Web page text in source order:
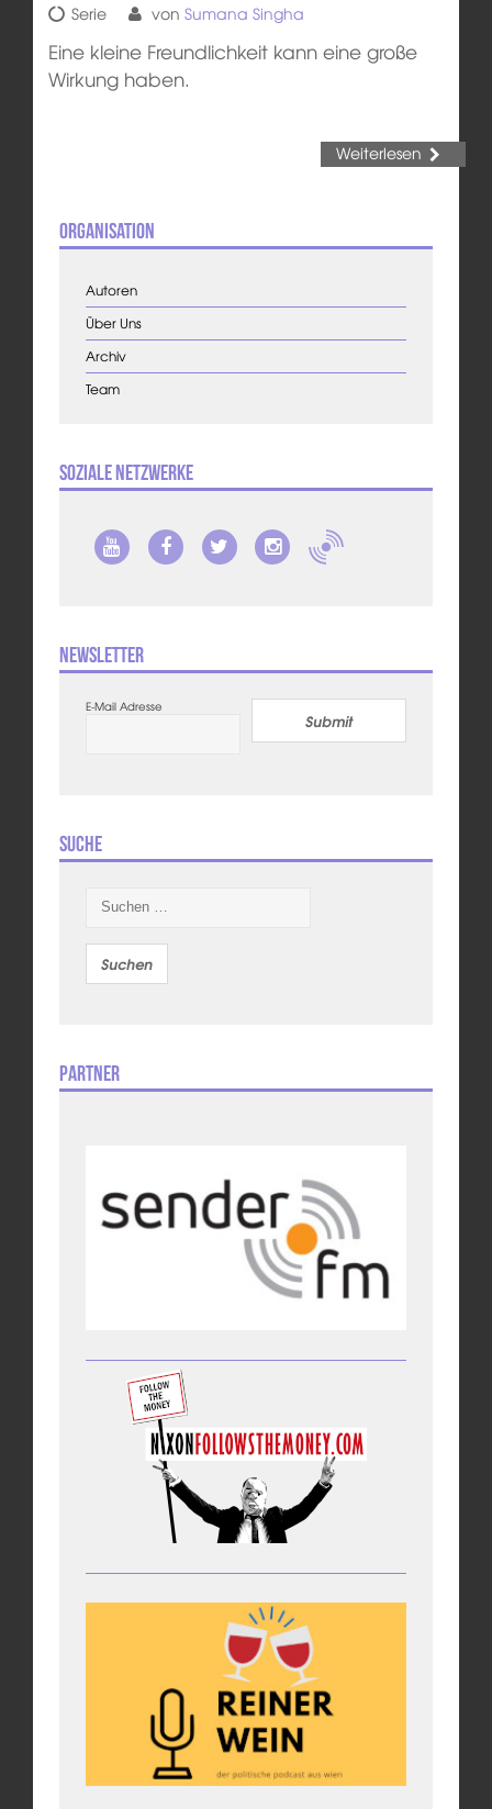
Serie von Sumana Singha
Eine kleine Freundlichkeit kann eine große
Wirkung haben.
Weiterlesen
Organisation
Autoren
Über Uns
Archiv
Team
Soziale Netzwerke
Newsletter
E-Mail Adresse
Submit
Suche
nach:
Partner